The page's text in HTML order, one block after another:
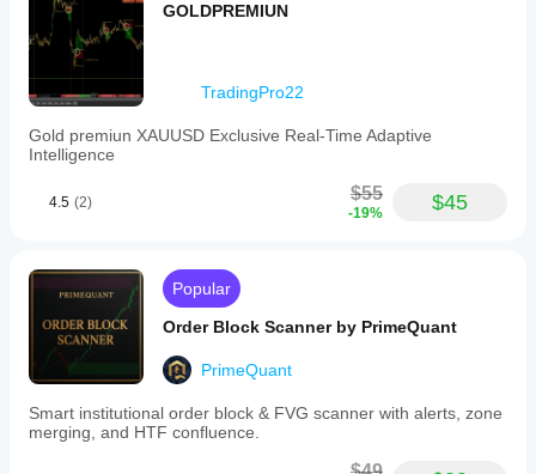
GOLDPREMIUN
TradingPro22
Gold premiun XAUUSD Exclusive Real-Time Adaptive
Intelligence
4.5 (2) $55
-19% $45
Popular
Order Block Scanner by PrimeQuant
PrimeQuant
Smart institutional order block & FVG scanner with alerts, zone
merging, and HTF confluence.